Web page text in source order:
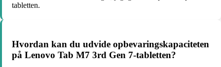
tabletten.
Hvordan kan du udvide opbevaringskapaciteten
på Lenovo Tab M7 3rd Gen 7-tabletten?